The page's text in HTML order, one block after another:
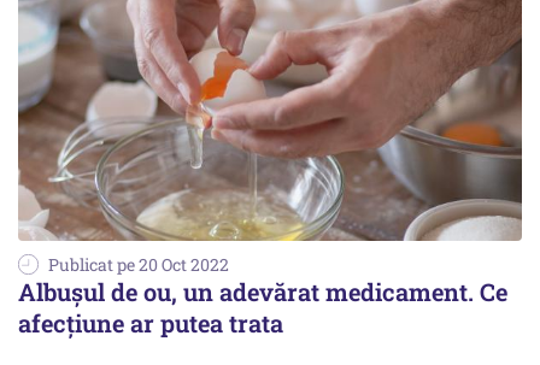
Publicat pe 20 Oct 2022
Albușul de ou, un adevărat medicament. Ce
afecțiune ar putea trata